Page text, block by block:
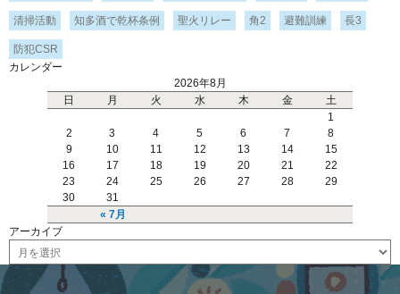
清掃活動 知多酒で乾杯条例 聖火リレー 角2 避難訓練 長3
防犯CSR
カレンダー
2026年8月
日
月 火 水 木 金 土
« 7月
1
2
3 4 5 6 7
8
9
10 11 12 13 14
15
16
17 18 19 20 21
22
23
24 25 26 27 28
29
30
31
アーカイブ
ー